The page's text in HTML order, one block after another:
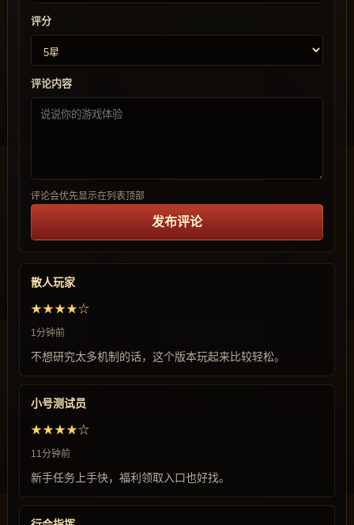
评分
评论内容
评论会优先显示在列表顶部
发布评论
散人玩家
★★★★☆
1分钟前
不想研究太多机制的话，这个版本玩起来比较轻松。
小号测试员
★★★★☆
11分钟前
新手任务上手快，福利领取入口也好找。